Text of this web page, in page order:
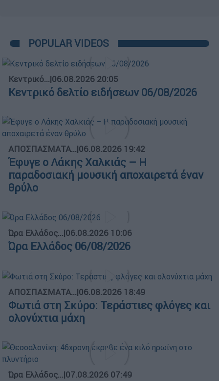
POPULAR VIDEOS
Κεντρικό...|06.08.2026 20:05
Κεντρικό δελτίο ειδήσεων 06/08/2026
ΑΠΟΣΠΑΣΜΑΤΑ...|06.08.2026 19:42
Έφυγε ο Λάκης Χαλκιάς – Η
παραδοσιακή μουσική αποχαιρετά έναν
θρύλο
Ώρα Ελλάδος...|06.08.2026 10:06
Ώρα Ελλάδος 06/08/2026
ΑΠΟΣΠΑΣΜΑΤΑ...|06.08.2026 18:49
Φωτιά στη Σκύρο: Τεράστιες φλόγες και
ολονύχτια μάχη
Ώρα Ελλάδος...|07.08.2026 07:49